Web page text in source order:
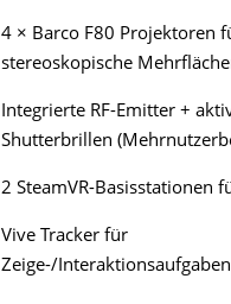
4 × Barco F80 Projektoren
stereoskopische
Integrierte RF-Emitter +
Shutterbrillen
2 SteamVR-Basisstationen
Vive Tracker für
Zeige-/Interaktionsaufgaben